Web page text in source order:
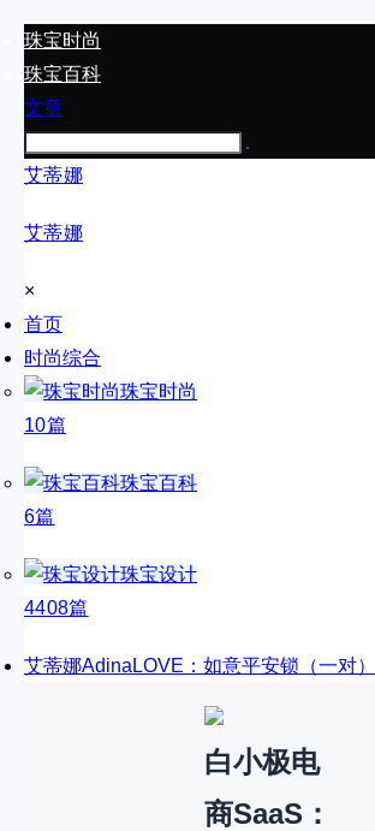
珠宝时尚
珠宝百科
文章
艾蒂娜
艾蒂娜
×
首页
时尚综合
珠宝时尚
10篇
珠宝百科
6篇
珠宝设计
4408篇
艾蒂娜AdinaLOVE：如意平安锁（一对）
白小极电
商SaaS：